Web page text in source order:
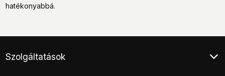
hatékonyabbá.
Szolgáltatások